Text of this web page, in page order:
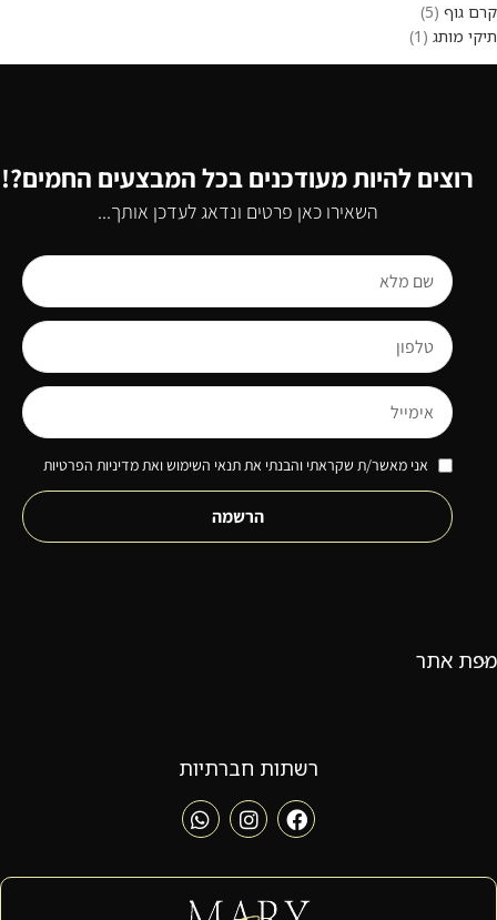
קרם גוף 5
תיקי מותג
1
רוצים להיות מעודכנים בכל המבצעים החמים?!
השאירו כאן פרטים ונדאג לעדכן אותך...
אני מאשר/ת שקראתי והבנתי את תנאי השימוש ואת מדיניות הפרטיות
הרשמה
מפת אתר
רשתות חברתיות